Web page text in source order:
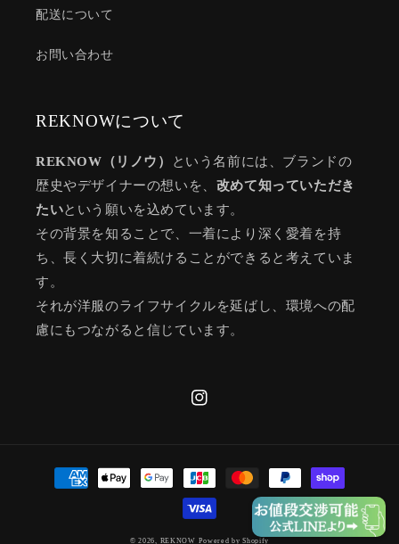
配送について
お問い合わせ
REKNOWについて
REKNOW（リノウ）
という名前には、ブランドの
歴史やデザイナーの想いを、 改めて知っていただき
たいという願いを込めています。
その背景を知ることで、一着により深く愛着を持
ち、長く大切に着続けることができると考えていま
す。
それが洋服のライフサイクルを延ばし、環境への配
慮にもつながると信じています。
Instagram
© 2026, REKNOW Powered by Shopify